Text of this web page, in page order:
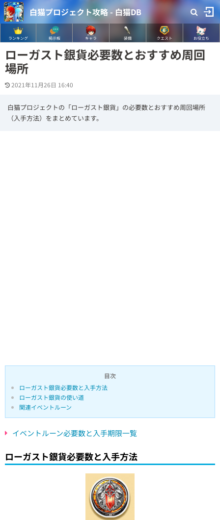
白猫プロジェクト攻略 - 白猫DB
ランキング 掲示板 キャラ 装備 クエスト お役立ち
ローガスト銀貨必要数とおすすめ周回
場所
2021年11月26日 16:40
白猫プロジェクトの「ローガスト銀貨」の必要数とおすすめ周回場所
（入手方法）をまとめています。
目次
ローガスト銀貨必要数と入手方法
ローガスト銀貨の使い道
関連イベントルーン
イベントルーン必要数と入手期限一覧
ローガスト銀貨必要数と入手方法